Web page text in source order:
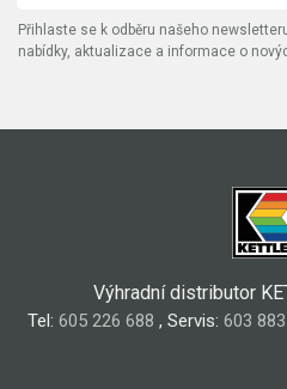
Přihlaste se k odběru našeho
nabídky, aktualizace a informace o
Výhradní distributor
Tel: 605 226 688 , Servis: 603